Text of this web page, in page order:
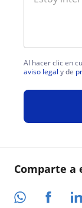
Comparte a
Al hacer clic en
aviso legal y de